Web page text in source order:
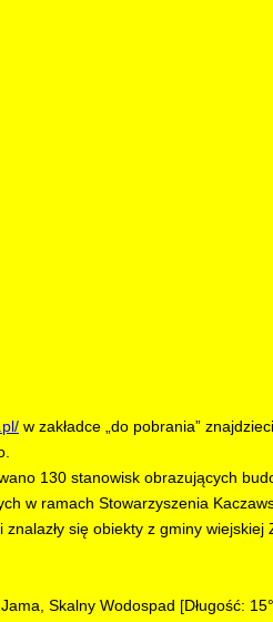
w zakładce „do pobrania”
130 stanowisk obrazujących
w ramach Stowarzyszenia
się obiekty z gminy wiejskiej
Skalny Wodospad [Długość: